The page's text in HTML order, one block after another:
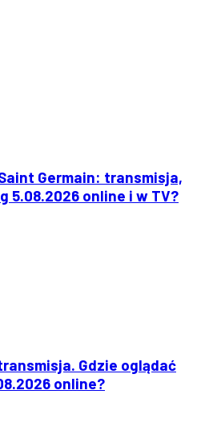
Germain: transmisja,
5.08.2026 online i w TV?
Gdzie oglądać
online?